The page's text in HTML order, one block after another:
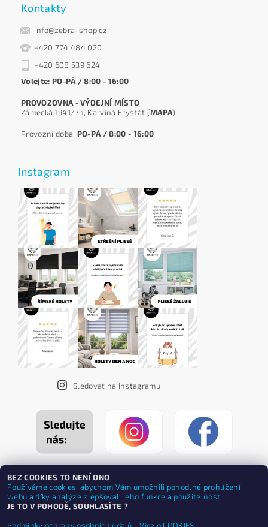
Kontakty
info@zebra-shop.cz
+420 774 484 020
+420 608 539 624
Volejte: PO-PÁ / 8:00 - 16:00
PROVOZOVNA - VÝDEJNÍ MÍSTO
Zámecká 1941/7b, Karviná Fryštát (MAPA)
Provozní doba: PO-PÁ / 8:00 - 16:00
Instagram
Sledovat na Instagramu
BEZ COOKIES TO NENÍ ONO
Používáme cookies, abychom Vám umožnili pohodlné prohlížení
webu a díky analýze zlepšovali jeho funkce a použitelnost.
JE TO V POHODĚ, SOUHLASÍTE ?